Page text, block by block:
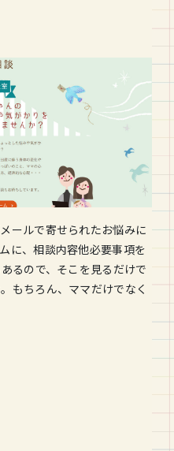
ールで寄せられたお悩みに
に、相談内容他必要事項を
るので、そこを見るだけで
もちろん、ママだけでなく